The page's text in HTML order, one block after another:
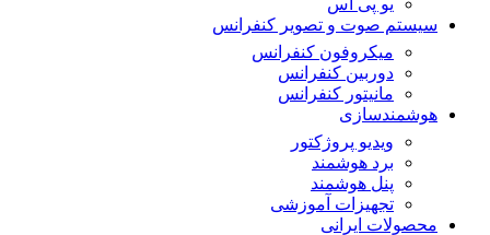
یو پی اس
سیستم صوت و تصویر کنفرانس
میکروفون کنفرانس
دوربین کنفرانس
مانیتور کنفرانس
هوشمندسازی
ویدیو پروژکتور
برد هوشمند
پنل هوشمند
تجهیزات آموزشی
محصولات ایرانی